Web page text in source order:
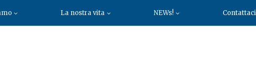
La nostra vita NEWs! Contattaci